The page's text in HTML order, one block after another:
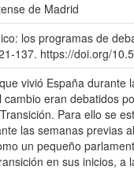
de Madrid
los programas de
137. https://doi.org/
vivió España
eran debatidos
Para ello se
las semanas
un pequeño
en sus inicios,